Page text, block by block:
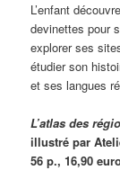
L’enfant
devinettes pour
explorer ses
étudier son
et ses langues
L’atlas des
illustré par
56 p., 16,90